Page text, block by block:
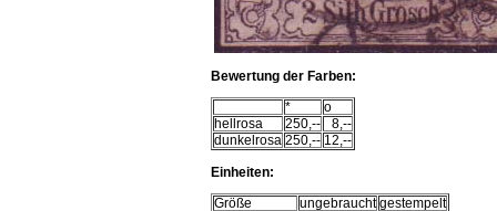
Bewertung der Farben:
*
o
hellrosa
250,--
8,--
dunkelrosa 250,-- 12,--
Einheiten:
Größe ungebraucht gestempelt